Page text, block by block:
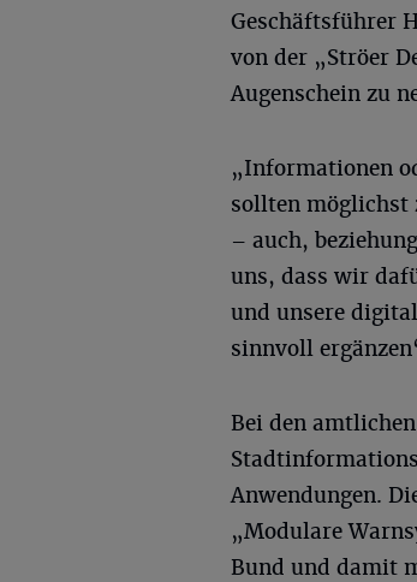
Geschäftsführer
von der „Ströer
Augenschein zu
„Informationen
sollten möglichst
– auch,
uns, dass wir
und unsere
sinnvoll
Bei den
Anwendungen.
„Modulare
Bund und damit